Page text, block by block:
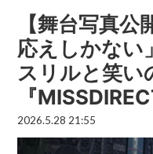
【舞台写真
応えしかない
スリルと笑い
『
2026.5.28 21:55